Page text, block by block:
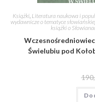
Książki, Literatura naukowa i
wydawnicze o tematyce
książki o
Świelubiu pod